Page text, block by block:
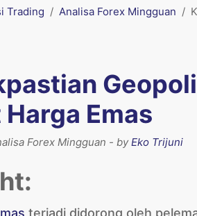
Trading Analisa Forex Mingguan
Emas
Forex Mingguan - byEko Trijuni
terjadi didorong oleh